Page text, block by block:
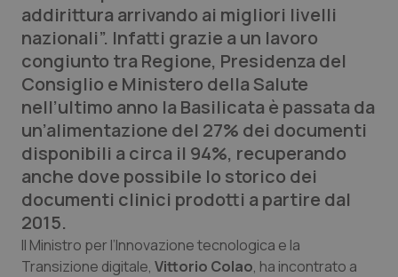
QS Pro
Professionisti Sanitari.AI
Abruzzo
Basilicata
Calabria
Campania
QS Pro Gold
Artrite & artrosi
Asma & BPCO
Car-T
QS Club Newsletter
addirittura arrivando ai migliori livelli
nazionali”. Infatti grazie a un lavoro
congiunto tra Regione, Presidenza del
Consiglio e Ministero della Salute
nell’ultimo anno la Basilicata è passata da
un’alimentazione del 27% dei documenti
disponibili a circa il 94%, recuperando
anche dove possibile lo storico dei
documenti clinici prodotti a partire dal
2015.
Il Ministro per l’Innovazione tecnologica e la
Transizione digitale, Vittorio Colao, ha incontrato a